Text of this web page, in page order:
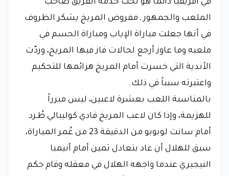
في أفريقيا دائماً هو تحت خدمة الفريق صاحب
الملعب والجمهور ـ مفروض المريخ يشكر الظروف
في أنها جعلت مباراة الإياب ومباراة الحسم في
ملعبه وما عاوز أرجع لحالات فاز فيها المريخ، وردّت
الأندية التي خسرت أمام المريخ هزائمها للتحكيم
واعتبرته سبباً في ذلك.
بالمناسبة اللعب بعشرة لاعبين، ليس مبرراً
للهزيمة، وإذا كان لاعب المريخ فادي كوليبالي طُـرد
أمام سانت لوبوبو من الدقيقة 23 من عُمر المباراة،
سبق للهلال أن عاد بتعادل ثمين أمام أنيمبا
النيجيري عندما واجهه الهلال في معقله وقام حكم